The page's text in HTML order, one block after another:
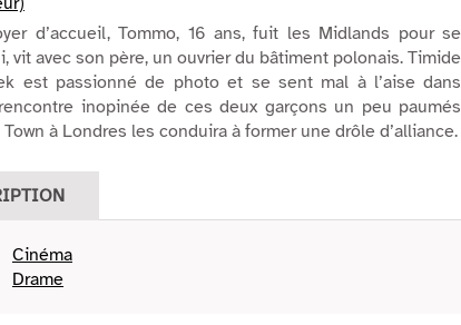
d’accueil, Tommo, 16 ans, fuit les Midlands pour se
vit avec son père, un ouvrier du bâtiment polonais. Timide
est passionné de photo et se sent mal à l’aise dans
inopinée de ces deux garçons un peu paumés
à Londres les conduira à former une drôle d’alliance.
Cinéma
Drame